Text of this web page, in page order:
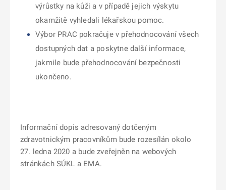
výrůstky na kůži a v případě jejich výskytu
okamžitě vyhledali lékařskou pomoc.
Výbor PRAC pokračuje v přehodnocování všech
dostupných dat a poskytne další informace,
jakmile bude přehodnocování bezpečnosti
ukončeno.
Informační dopis adresovaný dotčeným
zdravotnickým pracovníkům bude rozesílán okolo
27. ledna 2020 a bude zveřejněn na webových
stránkách SÚKL a EMA.